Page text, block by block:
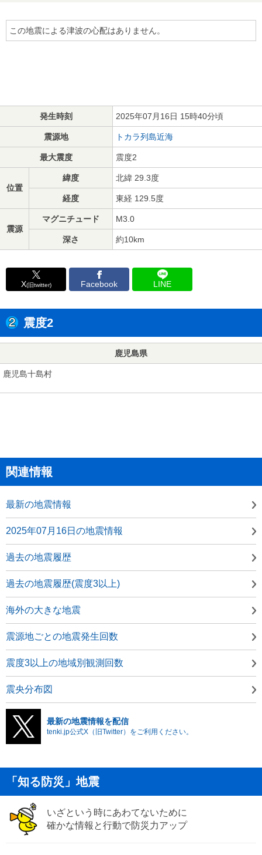
この地震による津波の心配はありません。
発生時刻 2025年07月16日 15時40分頃
震源地 トカラ列島近海
最大震度 震度2
位置
緯度 北緯 29.3度
経度 東経 129.5度
震源
マグニチュード M3.0
深さ 約10km
X(旧twitter) Facebook LINE
震度2
鹿児島県
鹿児島十島村
関連情報
最新の地震情報
2025年07月16日の地震情報
過去の地震履歴
過去の地震履歴(震度3以上)
海外の大きな地震
震源地ごとの地震発生回数
震度3以上の地域別観測回数
震央分布図
最新の地震情報を配信
tenki.jp公式X（旧Twitter）をご利用ください。
「知る防災」地震
いざという時にあわてないために
確かな情報と行動で防災力アップ